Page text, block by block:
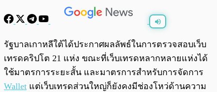
พร้อมเล่น
รัฐบาลเกาหลีใต้ได้ประกาศผลลัพธ์ในการตรวจสอบเว็บ
เทรดคริปโต 21 แห่ง ขณะที่เว็บเทรดหลากหลายแห่งได้
ใช้มาตรการระยะสั้น และมาตรการสำหรับการจัดการ
Wallet แต่เว็บเทรดส่วนใหญ่ก็ยังคงมีช่องโหว่ด้านความ